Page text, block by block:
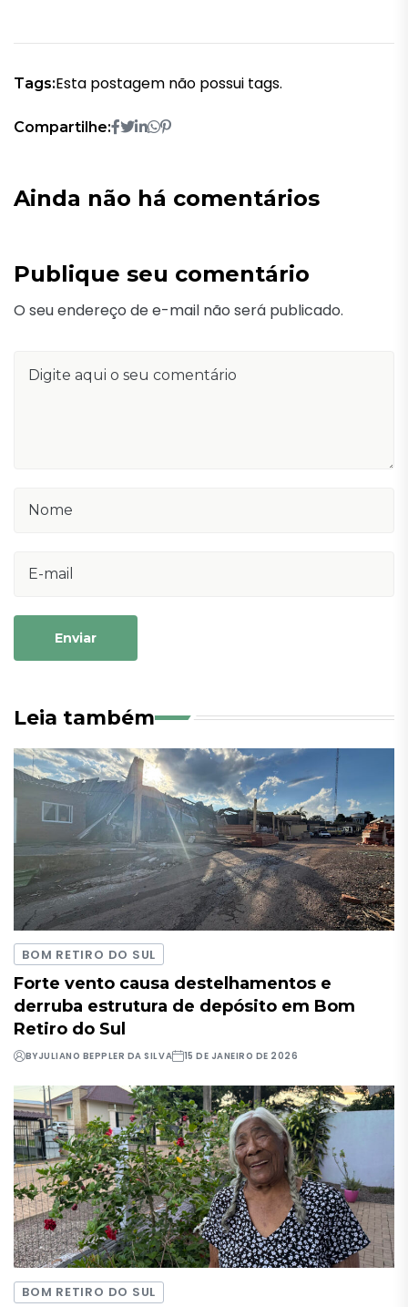
Tags:Esta postagem não possui tags.
Compartilhe:
Ainda não há comentários
Publique seu comentário
O seu endereço de e-mail não será publicado.
Enviar
Leia também
BOM RETIRO DO SUL
Forte vento causa destelhamentos e
derruba estrutura de depósito em Bom
Retiro do Sul
BYJULIANO BEPPLER DA SILVA 15 DE JANEIRO DE 2026
BOM RETIRO DO SUL